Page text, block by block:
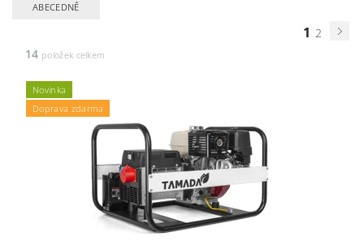
ABECEDNĚ
1 2
14 položek celkem
Novinka
Doprava zdarma